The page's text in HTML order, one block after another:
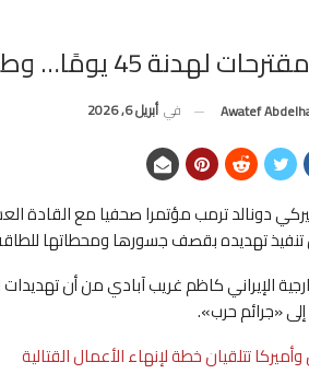
وطهران ترفض التهدئة المؤقتة
Awatef في أبريل 6, 2026
دونالد ترمب مؤتمرا صحفيا مع القادة
تنفيذ تهديده بقصف جسورها ومحطاتها
الإيراني كاظم غريب آبادي من أن
«جرائم حرب».
تتلقيان خطة لإنهاء الأعمال القتالية